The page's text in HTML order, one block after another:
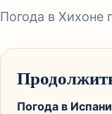
Погода в Хихоне
Погода в